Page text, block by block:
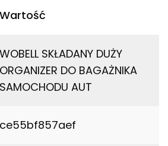
Wartość
WOBELL SKŁADANY DUŻY
ORGANIZER DO BAGAŻNIKA
SAMOCHODU AUT
ce55bf857aef